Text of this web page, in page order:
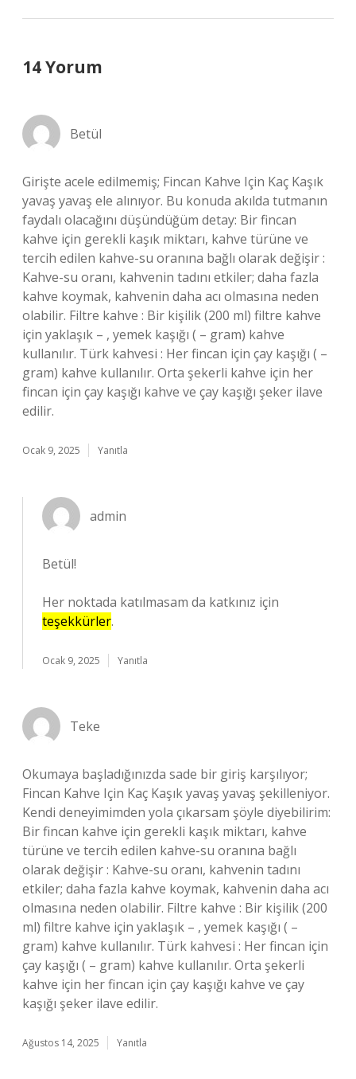
14 Yorum
Betül
Girişte acele edilmemiş; Fincan Kahve Için Kaç Kaşık
yavaş yavaş ele alınıyor. Bu konuda akılda tutmanın
faydalı olacağını düşündüğüm detay: Bir fincan
kahve için gerekli kaşık miktarı, kahve türüne ve
tercih edilen kahve-su oranına bağlı olarak değişir :
Kahve-su oranı, kahvenin tadını etkiler; daha fazla
kahve koymak, kahvenin daha acı olmasına neden
olabilir. Filtre kahve : Bir kişilik (200 ml) filtre kahve
için yaklaşık – , yemek kaşığı ( – gram) kahve
kullanılır. Türk kahvesi : Her fincan için çay kaşığı ( –
gram) kahve kullanılır. Orta şekerli kahve için her
fincan için çay kaşığı kahve ve çay kaşığı şeker ilave
edilir.
Ocak 9, 2025 Yanıtla
admin
Betül!
Her noktada katılmasam da katkınız için
teşekkürler.
Ocak 9, 2025 Yanıtla
Teke
Okumaya başladığınızda sade bir giriş karşılıyor;
Fincan Kahve Için Kaç Kaşık yavaş yavaş şekilleniyor.
Kendi deneyimimden yola çıkarsam şöyle diyebilirim:
Bir fincan kahve için gerekli kaşık miktarı, kahve
türüne ve tercih edilen kahve-su oranına bağlı
olarak değişir : Kahve-su oranı, kahvenin tadını
etkiler; daha fazla kahve koymak, kahvenin daha acı
olmasına neden olabilir. Filtre kahve : Bir kişilik (200
ml) filtre kahve için yaklaşık – , yemek kaşığı ( –
gram) kahve kullanılır. Türk kahvesi : Her fincan için
çay kaşığı ( – gram) kahve kullanılır. Orta şekerli
kahve için her fincan için çay kaşığı kahve ve çay
kaşığı şeker ilave edilir.
Ağustos 14, 2025 Yanıtla